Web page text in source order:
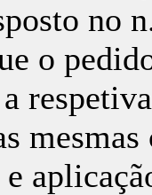
no
o